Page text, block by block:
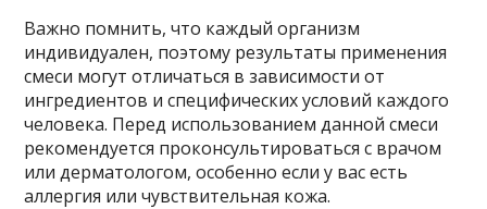
Важно помнить, что каждый организм
индивидуален, поэтому результаты применения
смеси могут отличаться в зависимости от
ингредиентов и специфических условий каждого
человека. Перед использованием данной смеси
рекомендуется проконсультироваться с врачом
или дерматологом, особенно если у вас есть
аллергия или чувствительная кожа.